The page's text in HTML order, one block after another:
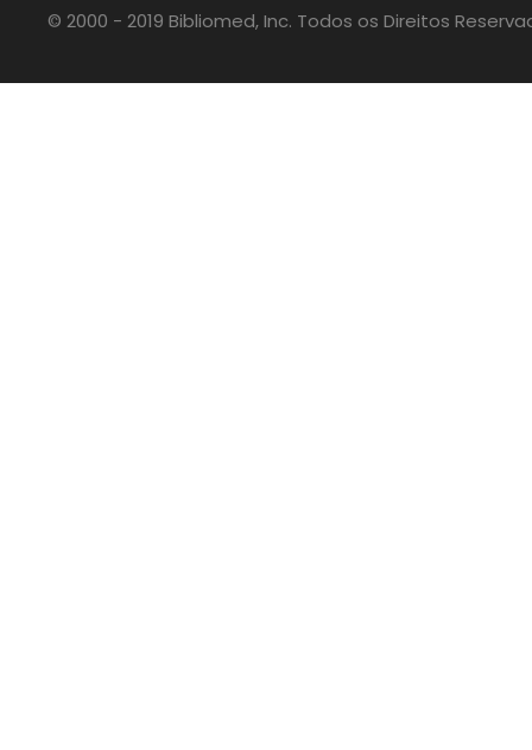
© 2000 - 2019 Bibliomed, Inc. Todos os Direitos